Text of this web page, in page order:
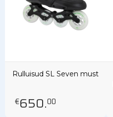
Rulluisud SL Seven must
€650.00